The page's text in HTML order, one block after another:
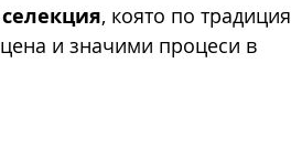
, която по традиция
и значими процеси в